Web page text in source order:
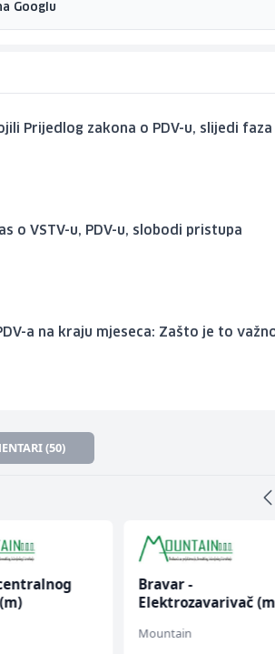
Googlu
Prijedlog zakona o PDV-u, slijedi faza
o VSTV-u, PDV-u, slobodi pristupa
a na kraju mjeseca: Zašto je to
(50)
Bravar -
Elektrozavarivač
Mountain